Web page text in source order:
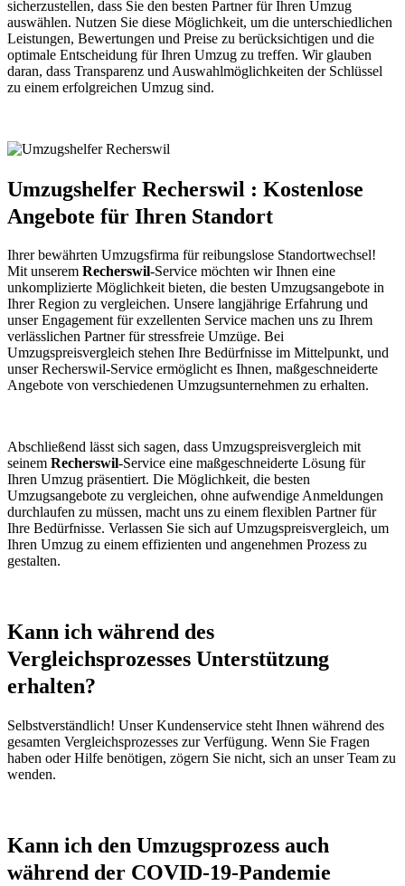
sicherzustellen, dass Sie den besten Partner für Ihren Umzug
auswählen. Nutzen Sie diese Möglichkeit, um die unterschiedlichen
Leistungen, Bewertungen und Preise zu berücksichtigen und die
optimale Entscheidung für Ihren Umzug zu treffen. Wir glauben
daran, dass Transparenz und Auswahlmöglichkeiten der Schlüssel
zu einem erfolgreichen Umzug sind.
Umzugshelfer Recherswil : Kostenlose
Angebote für Ihren Standort
Ihrer bewährten Umzugsfirma für reibungslose Standortwechsel!
Mit unserem Recherswil-Service möchten wir Ihnen eine
unkomplizierte Möglichkeit bieten, die besten Umzugsangebote in
Ihrer Region zu vergleichen. Unsere langjährige Erfahrung und
unser Engagement für exzellenten Service machen uns zu Ihrem
verlässlichen Partner für stressfreie Umzüge. Bei
Umzugspreisvergleich stehen Ihre Bedürfnisse im Mittelpunkt, und
unser Recherswil-Service ermöglicht es Ihnen, maßgeschneiderte
Angebote von verschiedenen Umzugsunternehmen zu erhalten.
Abschließend lässt sich sagen, dass Umzugspreisvergleich mit
seinem Recherswil-Service eine maßgeschneiderte Lösung für
Ihren Umzug präsentiert. Die Möglichkeit, die besten
Umzugsangebote zu vergleichen, ohne aufwendige Anmeldungen
durchlaufen zu müssen, macht uns zu einem flexiblen Partner für
Ihre Bedürfnisse. Verlassen Sie sich auf Umzugspreisvergleich, um
Ihren Umzug zu einem effizienten und angenehmen Prozess zu
gestalten.
Kann ich während des
Vergleichsprozesses Unterstützung
erhalten?
Selbstverständlich! Unser Kundenservice steht Ihnen während des
gesamten Vergleichsprozesses zur Verfügung. Wenn Sie Fragen
haben oder Hilfe benötigen, zögern Sie nicht, sich an unser Team zu
wenden.
Kann ich den Umzugsprozess auch
während der COVID-19-Pandemie